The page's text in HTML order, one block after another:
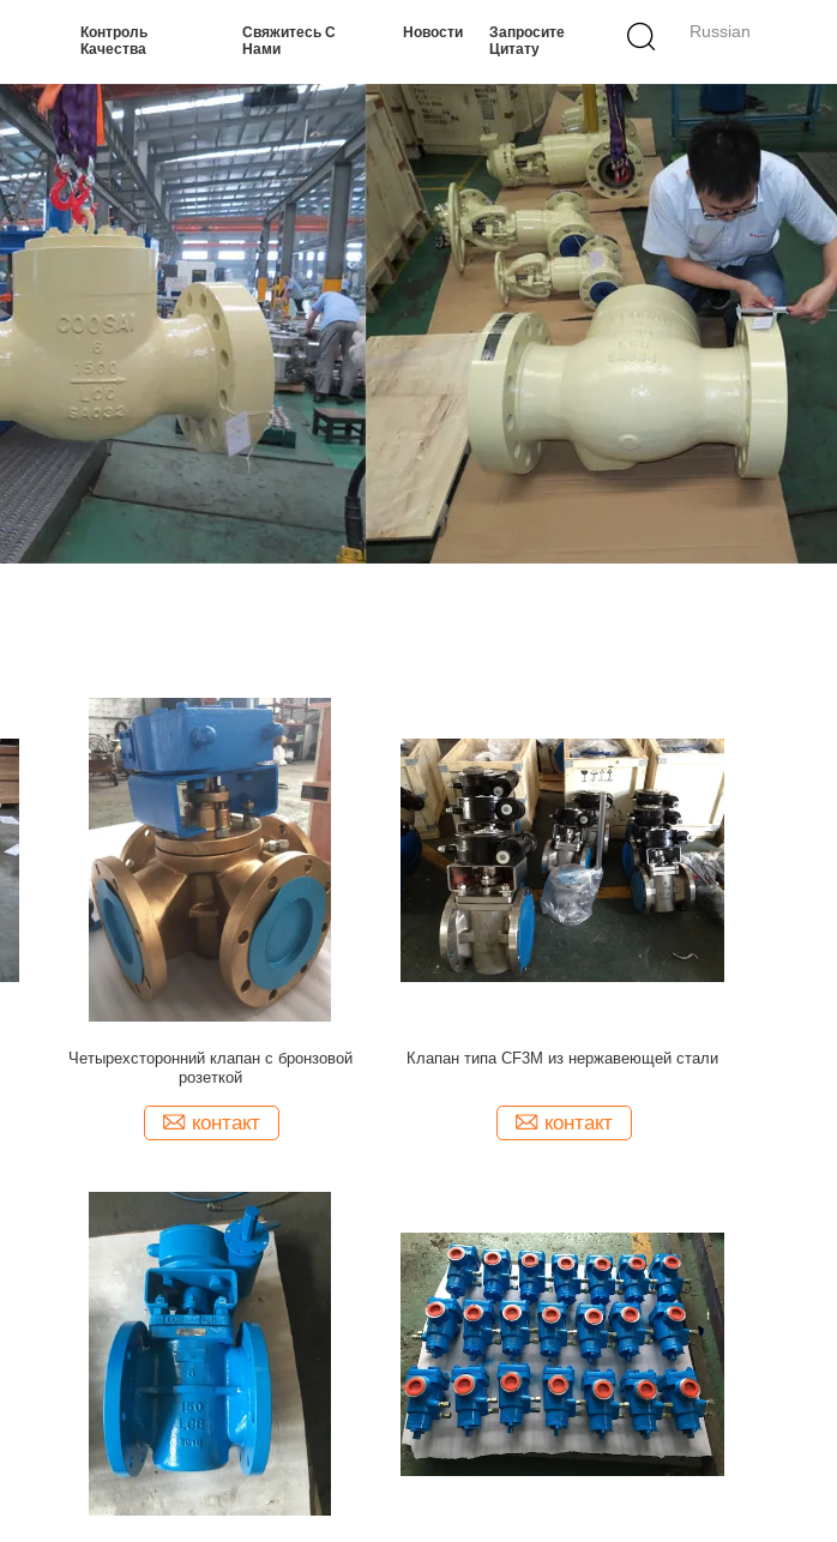
Russian
Контроль
Качества
Свяжитесь С
Нами
Новости
Запросите
Цитату
Четырехсторонний клапан с бронзовой
розеткой
контакт
Клапан типа CF3M из нержавеющей стали
контакт